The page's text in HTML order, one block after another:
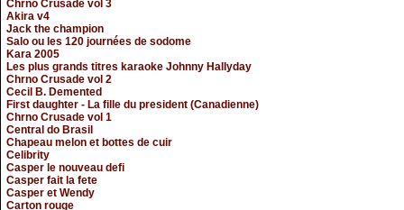
Chrno Crusade vol 3
Akira v4
Jack the champion
Salo ou les 120 journées de sodome
Kara 2005
Les plus grands titres karaoke Johnny Hallyday
Chrno Crusade vol 2
Cecil B. Demented
First daughter - La fille du president (Canadienne)
Chrno Crusade vol 1
Central do Brasil
Chapeau melon et bottes de cuir
Celibrity
Casper le nouveau defi
Casper fait la fete
Casper et Wendy
Carton rouge